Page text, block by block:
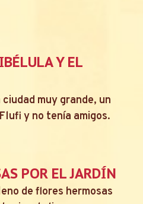
Y EL
muy grande, un
y no tenía amigos.
POR EL JARDÍN
de flores hermosas